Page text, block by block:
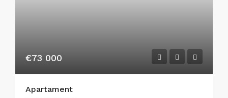
€73 000
Apartament